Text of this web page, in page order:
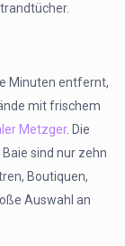
Minuten entfernt,
mit frischem
Metzger. Die
sind nur zehn
Boutiquen,
Auswahl an